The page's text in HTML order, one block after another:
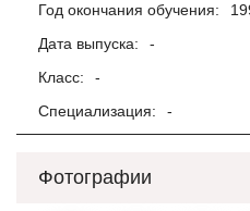
Год окончания обучения:
Дата выпуска:
-
Класс:
-
Специализация:
-
Фотографии